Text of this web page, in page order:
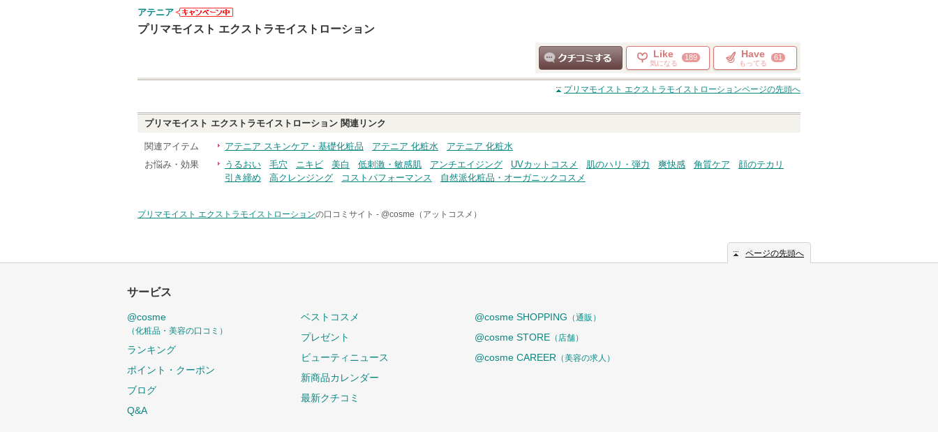
アテニア
アテニアから
プリマモイスト エクストラモイストローション
クチコミする
Like
気になる
189 Have
もってる
61
プリマモイスト エクストラモイストローションページの先頭へ
プリマモイスト エクストラモイストローション 関連リンク
関連アイテム アテニア スキンケア・基礎化粧品 アテニア 化粧水
アテニア 化粧水
お悩み・効果
うるおい 毛穴 ニキビ 美白 低刺激・敏感肌 アンチエイジング UVカットコスメ 肌のハリ・弾力 爽快感 角質ケア
顔のテカリ
引き締め
高クレンジング コストパフォーマンス 自然派化粧品・オーガニックコスメ
プリマモイスト エクストラモイストローションの口コミサイト - @cosme（アットコスメ）
ページの先頭へ
サービス
@cosme
（化粧品・美容の口コミ）
ランキング
ポイント・クーポン
ブログ
Q&A
ベストコスメ
プレゼント
ビューティニュース
新商品カレンダー
最新クチコミ
@cosme SHOPPING （通販）
@cosme STORE （店舗）
@cosme CAREER （美容の求人）